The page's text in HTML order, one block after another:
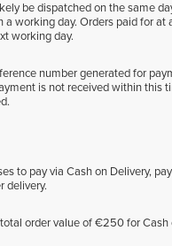
be dispatched on the same
a working day. Orders paid for at
working day.
number generated for
is not received within this
to pay via Cash on Delivery,
delivery.
order value of €250 for Cash